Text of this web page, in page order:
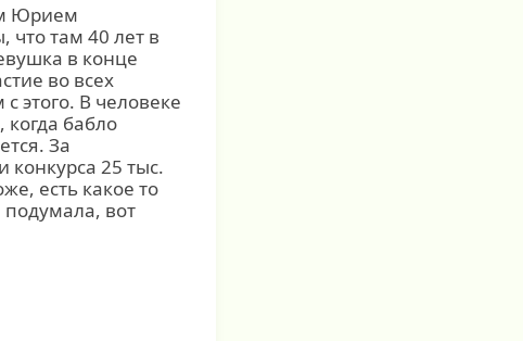
Юрием
там 40 лет в
в конце
во всех
этого. В человеке
когда бабло
За
25 тыс.
есть какое то
вот